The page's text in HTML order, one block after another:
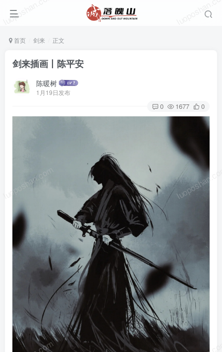
首页 剑来 正文
剑来插画丨陈平安
陈暖树
1月19日发布
0 1677 0
luoposhan.com
luoposhan.com